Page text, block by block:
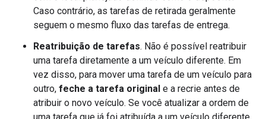
Caso contrário, as tarefas de retirada geralmente
seguem o mesmo fluxo das tarefas de entrega.
Reatribuição de tarefas. Não é possível reatribuir
uma tarefa diretamente a um veículo diferente. Em
vez disso, para mover uma tarefa de um veículo para
outro, feche a tarefa original e a recrie antes de
atribuir o novo veículo. Se você atualizar a ordem de